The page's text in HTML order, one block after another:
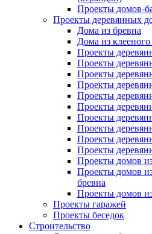
Проекты домов-
Проекты деревянных
Дома из бревна
Дома из клееного
Проекты
Проекты
Проекты
Проекты
Проекты
Проекты
Проекты
Проекты
Проекты
Проекты
Проекты домов
Проекты домов
бревна
Проекты домов
Проекты гаражей
Проекты беседок
Строительство